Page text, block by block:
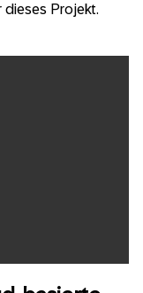
dieses Projekt.